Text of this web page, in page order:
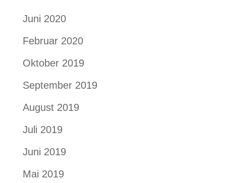
Juni 2020
Februar 2020
Oktober 2019
September 2019
August 2019
Juli 2019
Juni 2019
Mai 2019